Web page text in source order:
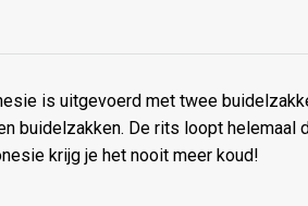
is uitgevoerd met twee
buidelzakken. De rits loopt helemaal
krijg je het nooit meer koud!